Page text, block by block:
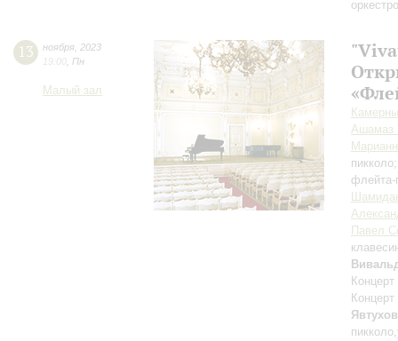
13 ноября 2023
19:00 Пн
Малый зал
Ашамаз
Павел